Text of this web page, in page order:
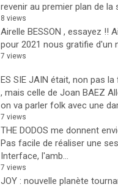
revenir au premier plan de la
8 views
Airelle BESSON , essayez !!
pour 2021 nous gratifie d'un
7 views
ES SIE JAIN était, non pas la
, mais celle de Joan BAEZ
on va parler folk avec une
7 views
THE DODOS me donnent
Pas facile de réaliser une
Interface, l'amb...
7 views
JOY : nouvelle planète